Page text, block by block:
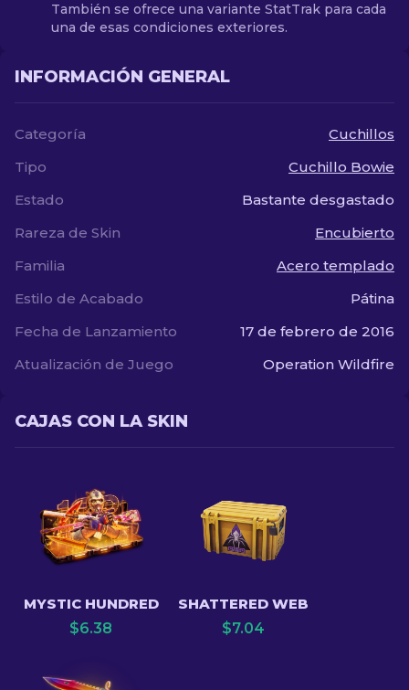
También se ofrece una variante StatTrak para cada
una de esas condiciones exteriores.
INFORMACIÓN GENERAL
Categoría
Cuchillos
Tipo
Cuchillo Bowie
Estado
Bastante desgastado
Rareza de Skin
Encubierto
Familia
Acero templado
Estilo de Acabado
Pátina
Fecha de Lanzamiento
17 de febrero de 2016
Atualización de Juego
Operation Wildfire
CAJAS CON LA SKIN
MYSTIC HUNDRED
$6.38
SHATTERED WEB
$7.04